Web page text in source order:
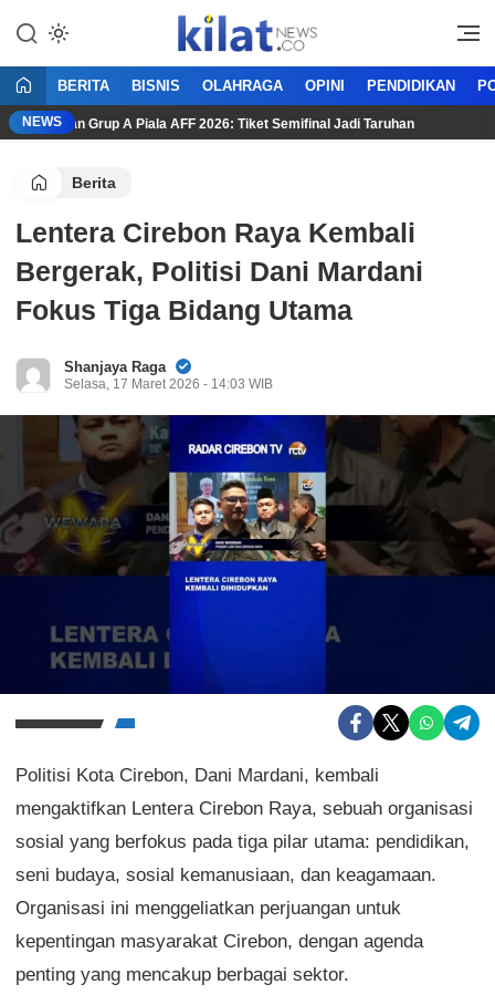
KilatNews.co
Mencerdaskan Anak Bangsa
BERITA BISNIS OLAHRAGA OPINI PENDIDIKAN
NEWS Grup A Piala AFF 2026: Tiket Semifinal Jadi Taruhan
Berita
Lentera Cirebon Raya Kembali
Bergerak, Politisi Dani Mardani
Fokus Tiga Bidang Utama
Shanjaya Raga
Selasa, 17 Maret 2026 - 14:03 WIB
Politisi Kota Cirebon, Dani Mardani, kembali
mengaktifkan Lentera Cirebon Raya, sebuah organisasi
sosial yang berfokus pada tiga pilar utama: pendidikan,
seni budaya, sosial kemanusiaan, dan keagamaan.
Organisasi ini menggeliatkan perjuangan untuk
kepentingan masyarakat Cirebon, dengan agenda
penting yang mencakup berbagai sektor.